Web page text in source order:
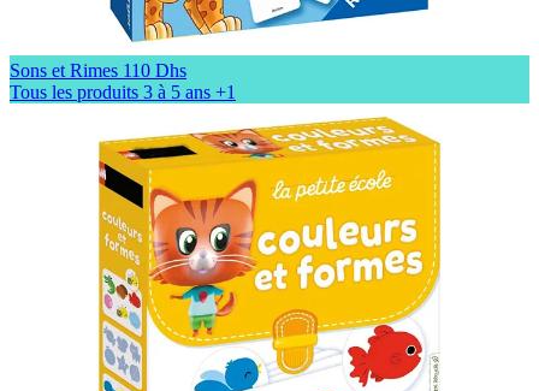
Sons et Rimes 110 Dhs
Tous les produits 3 à 5 ans +1